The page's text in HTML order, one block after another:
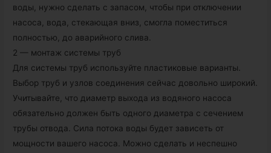
воды, нужно сделать с запасом, чтобы при отключении
насоса, вода, стекающая вниз, смогла поместиться
полностью, до аварийного слива.
2 — монтаж системы труб
Для системы труб используйте пластиковые варианты.
Выбор труб и узлов соединения сейчас довольно широкий.
Учитывайте, что диаметр выхода из водяного насоса
обязательно должен быть одного диаметра с сечением
трубы отвода. Сила потока воды будет зависеть от
мощности вашего насоса. Можно сделать и неспешно